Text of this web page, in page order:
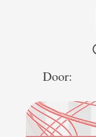
Door: